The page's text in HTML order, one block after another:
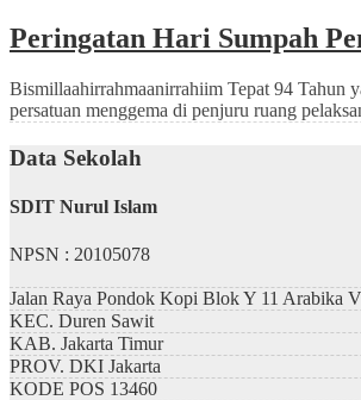
Peringatan Hari Sumpah
Bismillaahirrahmaanirrahiim Tepat 94 Tahun
persatuan menggema di penjuru ruang
Data Sekolah
SDIT Nurul Islam
NPSN : 20105078
Jalan Raya Pondok Kopi Blok Y 11 Arabika
KEC. Duren Sawit
KAB. Jakarta Timur
PROV. DKI Jakarta
KODE POS 13460